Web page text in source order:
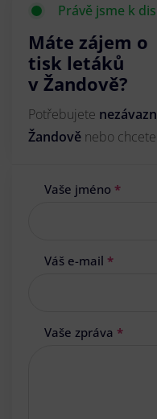
Právě jsme k
Máte zájem o
tisk letáků
v Žandově?
Potřebujete
Žandově nebo
Vaše jméno *
Váš e-mail *
Vaše zpráva *